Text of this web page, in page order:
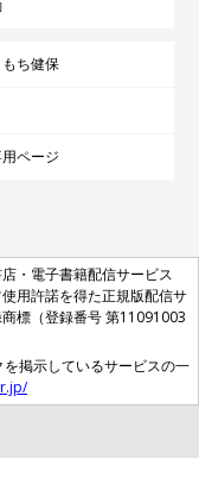
ち健保
ページ
・電子書籍配信サービス
用許諾を得た正規版配信サ
標（登録番号 第11091003
を掲示しているサービスの一